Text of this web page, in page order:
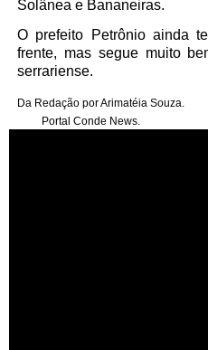
Solânea e Bananeiras.
O prefeito Petrônio ainda
frente, mas segue muito
serrariense.
Da Redação por Arimatéia Souza.
Portal Conde News.